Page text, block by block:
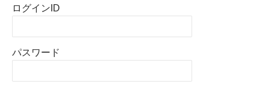
ログインID
パスワード